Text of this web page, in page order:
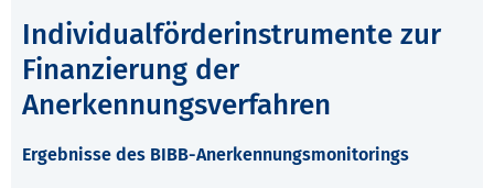
Individualförderinstrumente zur
Finanzierung der
Anerkennungsverfahren
Ergebnisse des BIBB-Anerkennungsmonitorings